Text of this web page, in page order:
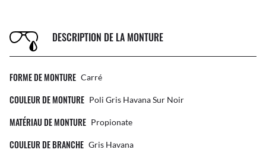
DESCRIPTION DE LA MONTURE
FORME DE MONTURE Carré
COULEUR DE MONTURE Poli Gris Havana Sur Noir
MATÉRIAU DE MONTURE Propionate
COULEUR DE BRANCHE Gris Havana